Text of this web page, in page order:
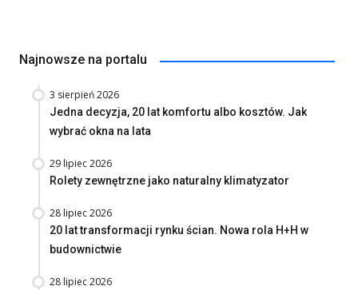
Najnowsze na portalu
3 sierpień 2026
Jedna decyzja, 20 lat komfortu albo kosztów. Jak
wybrać okna na lata
29 lipiec 2026
Rolety zewnętrzne jako naturalny klimatyzator
28 lipiec 2026
20 lat transformacji rynku ścian. Nowa rola H+H w
budownictwie
28 lipiec 2026